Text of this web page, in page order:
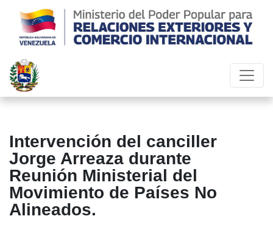
Intervención del canciller
Jorge Arreaza durante
Reunión Ministerial del
Movimiento de Países No
Alineados.